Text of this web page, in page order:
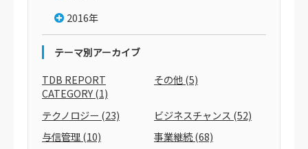
2016年
テーマ別アーカイブ
TDB REPORT
CATEGORY(1)
その他(5)
テクノロジー (23) ビジネスチャンス (52)
与信管理(10) 事業継続(68)